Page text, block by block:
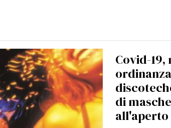
Covid-19,
di
all'aperto